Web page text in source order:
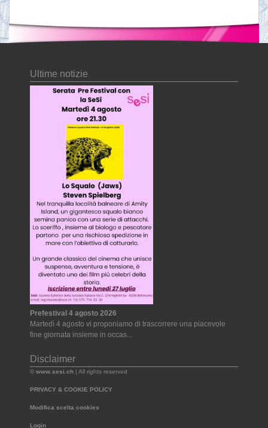
Ultime notizie
Prefestival 4 agosto 2026
Martedì 4 agosto vi proponiamo di trascorrere una piacevole
fine giornata insieme in occas...
Disclaimer
© www.sesi.ch | All rights reserved
PRIVACY & COOKIE POLICY
Modifica scelta cookies
Login